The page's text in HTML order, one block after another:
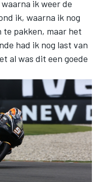
ik weer de
ik, waarna ik nog
te pakken, maar het
had ik nog last van
al was dit een goede